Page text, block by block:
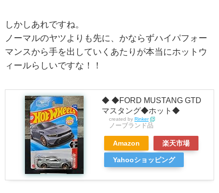
しかしあれですね。
ノーマルのヤツよりも先に、かならずハイパフォー
マンスから手を出していくあたりが本当にホットウ
ィールらしいですな！！
◆ ◆FORD MUSTANG GTD
マスタング◆ホット◆
created by Rinker
ノーブランド品
Amazon 楽天市場
Yahooショッピング